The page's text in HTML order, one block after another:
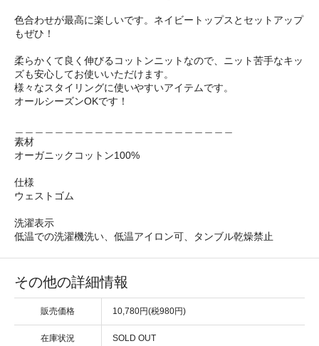
色合わせが最高に楽しいです。ネイビートップスとセットアップ
もぜひ！
柔らかくて良く伸びるコットンニットなので、ニット苦手なキッ
ズも安心してお使いいただけます。
様々なスタイリングに使いやすいアイテムです。
オールシーズンOKです！
素材
オーガニックコットン100%
仕様
ウェストゴム
洗濯表示
低温での洗濯機洗い、低温アイロン可、タンブル乾燥禁止
その他の詳細情報
販売価格 10,780円(税980円)
在庫状況 SOLD OUT